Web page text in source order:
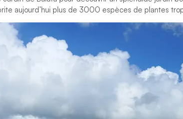
aujourd’hui plus de 3000 espèces de plantes